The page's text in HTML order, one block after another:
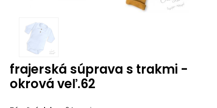
frajerská súprava s trakmi -
okrová veľ.62